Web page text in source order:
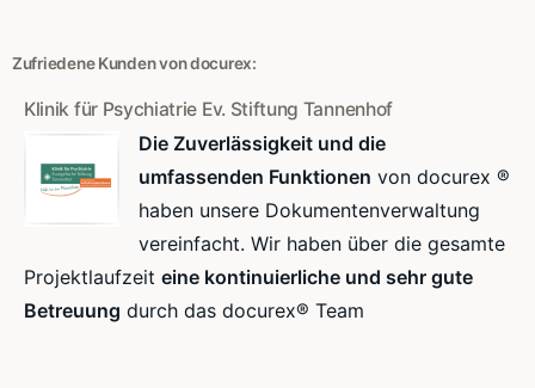
Zufriedene Kunden von docurex:
Klinik für Psychiatrie Ev. Stiftung Tannenhof
Die Zuverlässigkeit und die
umfassenden Funktionen von docurex ®
haben unsere Dokumentenverwaltung
vereinfacht. Wir haben über die gesamte
Projektlaufzeit eine kontinuierliche und sehr gute
Betreuung durch das docurex® Team